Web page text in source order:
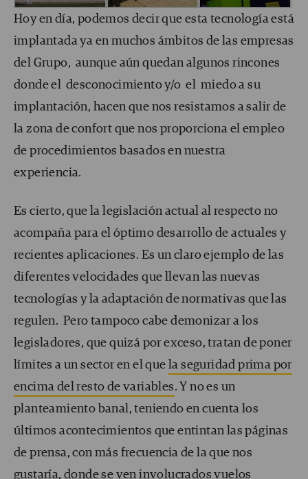
Hoy en día, podemos decir que esta tecnología está
implantada ya en muchos ámbitos de las empresas
del Grupo, aunque aún quedan algunos rincones
donde el desconocimiento y/o el miedo a su
implantación, hacen que nos resistamos a salir de
la zona de confort que nos proporciona el empleo
de procedimientos basados en nuestra
experiencia.
Es cierto, que la legislación actual al respecto no
acompaña para el óptimo desarrollo de actuales y
recientes aplicaciones. Es un claro ejemplo de las
diferentes velocidades que llevan las nuevas
tecnologías y la adaptación de normativas que las
regulen. Pero tampoco cabe demonizar a los
legisladores, que quizá por exceso, tratan de poner
límites a un sector en el que la seguridad prima por
encima del resto de variables. Y no es un
planteamiento banal, teniendo en cuenta los
últimos acontecimientos que entintan las páginas
de prensa, con más frecuencia de la que nos
gustaría, donde se ven involucrados vuelos